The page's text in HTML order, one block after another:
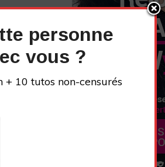
de-fabrice-
!
personne
vous ?
10 tutos non-censurés